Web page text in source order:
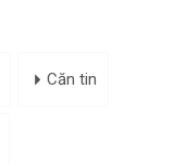
Căn tin